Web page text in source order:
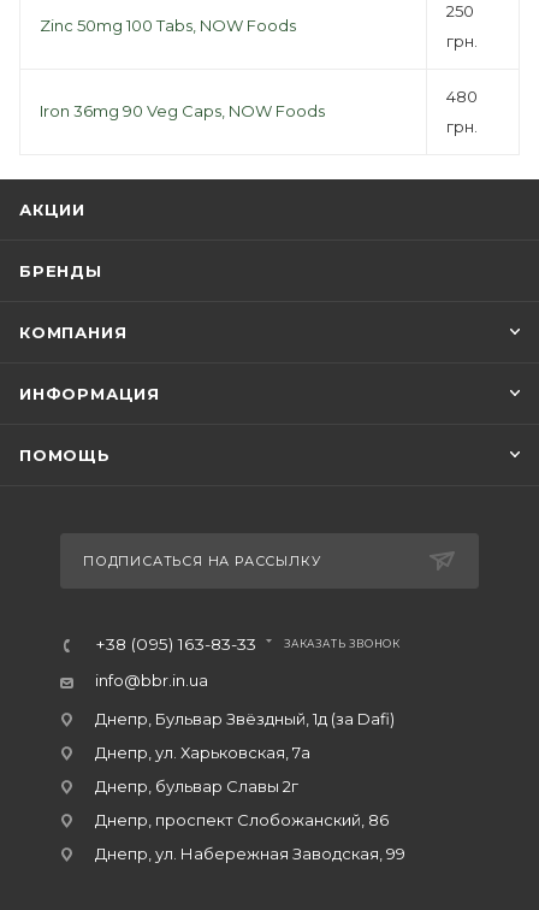
Zinc 50mg 100 Tabs, NOW Foods
250
грн.
Iron 36mg 90 Veg Caps, NOW Foods
480
грн.
АКЦИИ
БРЕНДЫ
КОМПАНИЯ
ИНФОРМАЦИЯ
ПОМОЩЬ
ПОДПИСАТЬСЯ НА РАССЫЛКУ
+38 (095) 163-83-33 ЗАКАЗАТЬ ЗВОНОК
info@bbr.in.ua
Днепр, Бульвар Звёздный, 1д (за Dafi)
Днепр, ул. Харьковская, 7а
Днепр, бульвар Славы 2г
Днепр, проспект Слобожанский, 86
Днепр, ул. Набережная Заводская, 99